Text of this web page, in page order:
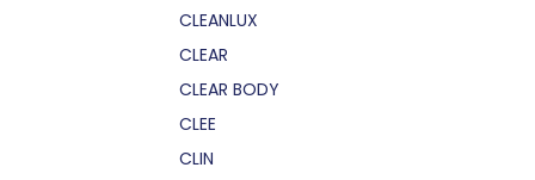
CLEANLUX
CLEAR
CLEAR BODY
CLEE
CLIN